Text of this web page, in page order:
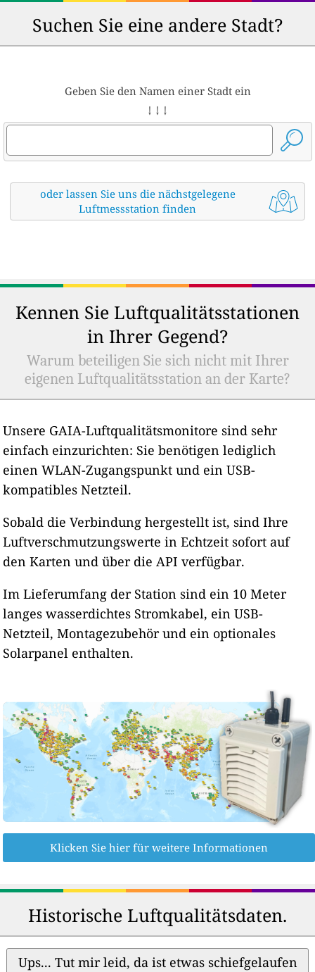
Suchen Sie eine andere Stadt?
Geben Sie den Namen einer Stadt ein
↓ ↓ ↓
oder lassen Sie uns die nächstgelegene
Luftmessstation finden
Kennen Sie Luftqualitätsstationen
in Ihrer Gegend?
Warum beteiligen Sie sich nicht mit Ihrer
eigenen Luftqualitätsstation an der Karte?
Unsere GAIA-Luftqualitätsmonitore sind sehr
einfach einzurichten: Sie benötigen lediglich
einen WLAN-Zugangspunkt und ein USB-
kompatibles Netzteil.
Sobald die Verbindung hergestellt ist, sind Ihre
Luftverschmutzungswerte in Echtzeit sofort auf
den Karten und über die API verfügbar.
Im Lieferumfang der Station sind ein 10 Meter
langes wasserdichtes Stromkabel, ein USB-
Netzteil, Montagezubehör und ein optionales
Solarpanel enthalten.
Klicken Sie hier für weitere Informationen
Historische Luftqualitätsdaten.
Ups... Tut mir leid, da ist etwas schiefgelaufen